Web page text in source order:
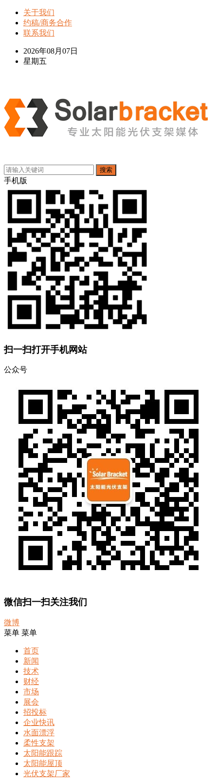
关于我们
约稿/商务合作
联系我们
2026年08月07日
星期五
搜索
手机版
扫一扫打开手机网站
公众号
微信扫一扫关注我们
微博
菜单 菜单
首页
新闻
技术
财经
市场
展会
招投标
企业快讯
水面漂浮
柔性支架
太阳能跟踪
太阳能屋顶
光伏支架厂家